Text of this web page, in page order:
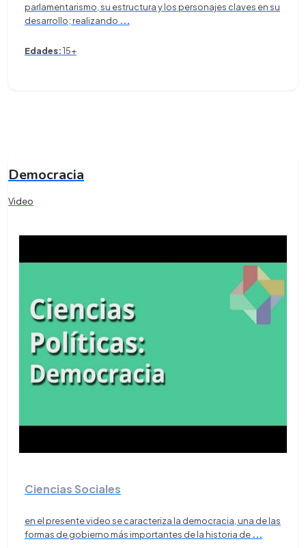
parlamentarismo, su estructura y los personajes claves en su
desarrollo; realizando ...
Edades:15+
Democracia
Video
Ciencias Sociales
en el presente video se caracteriza la democracia, una de las
formas de gobierno más importantes de la historia de ...